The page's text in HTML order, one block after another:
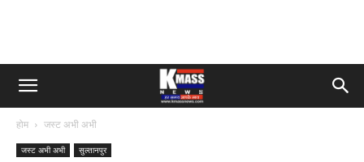
होम जस्ट अभी अभी
जस्ट अभी अभी सुल्तानपुर